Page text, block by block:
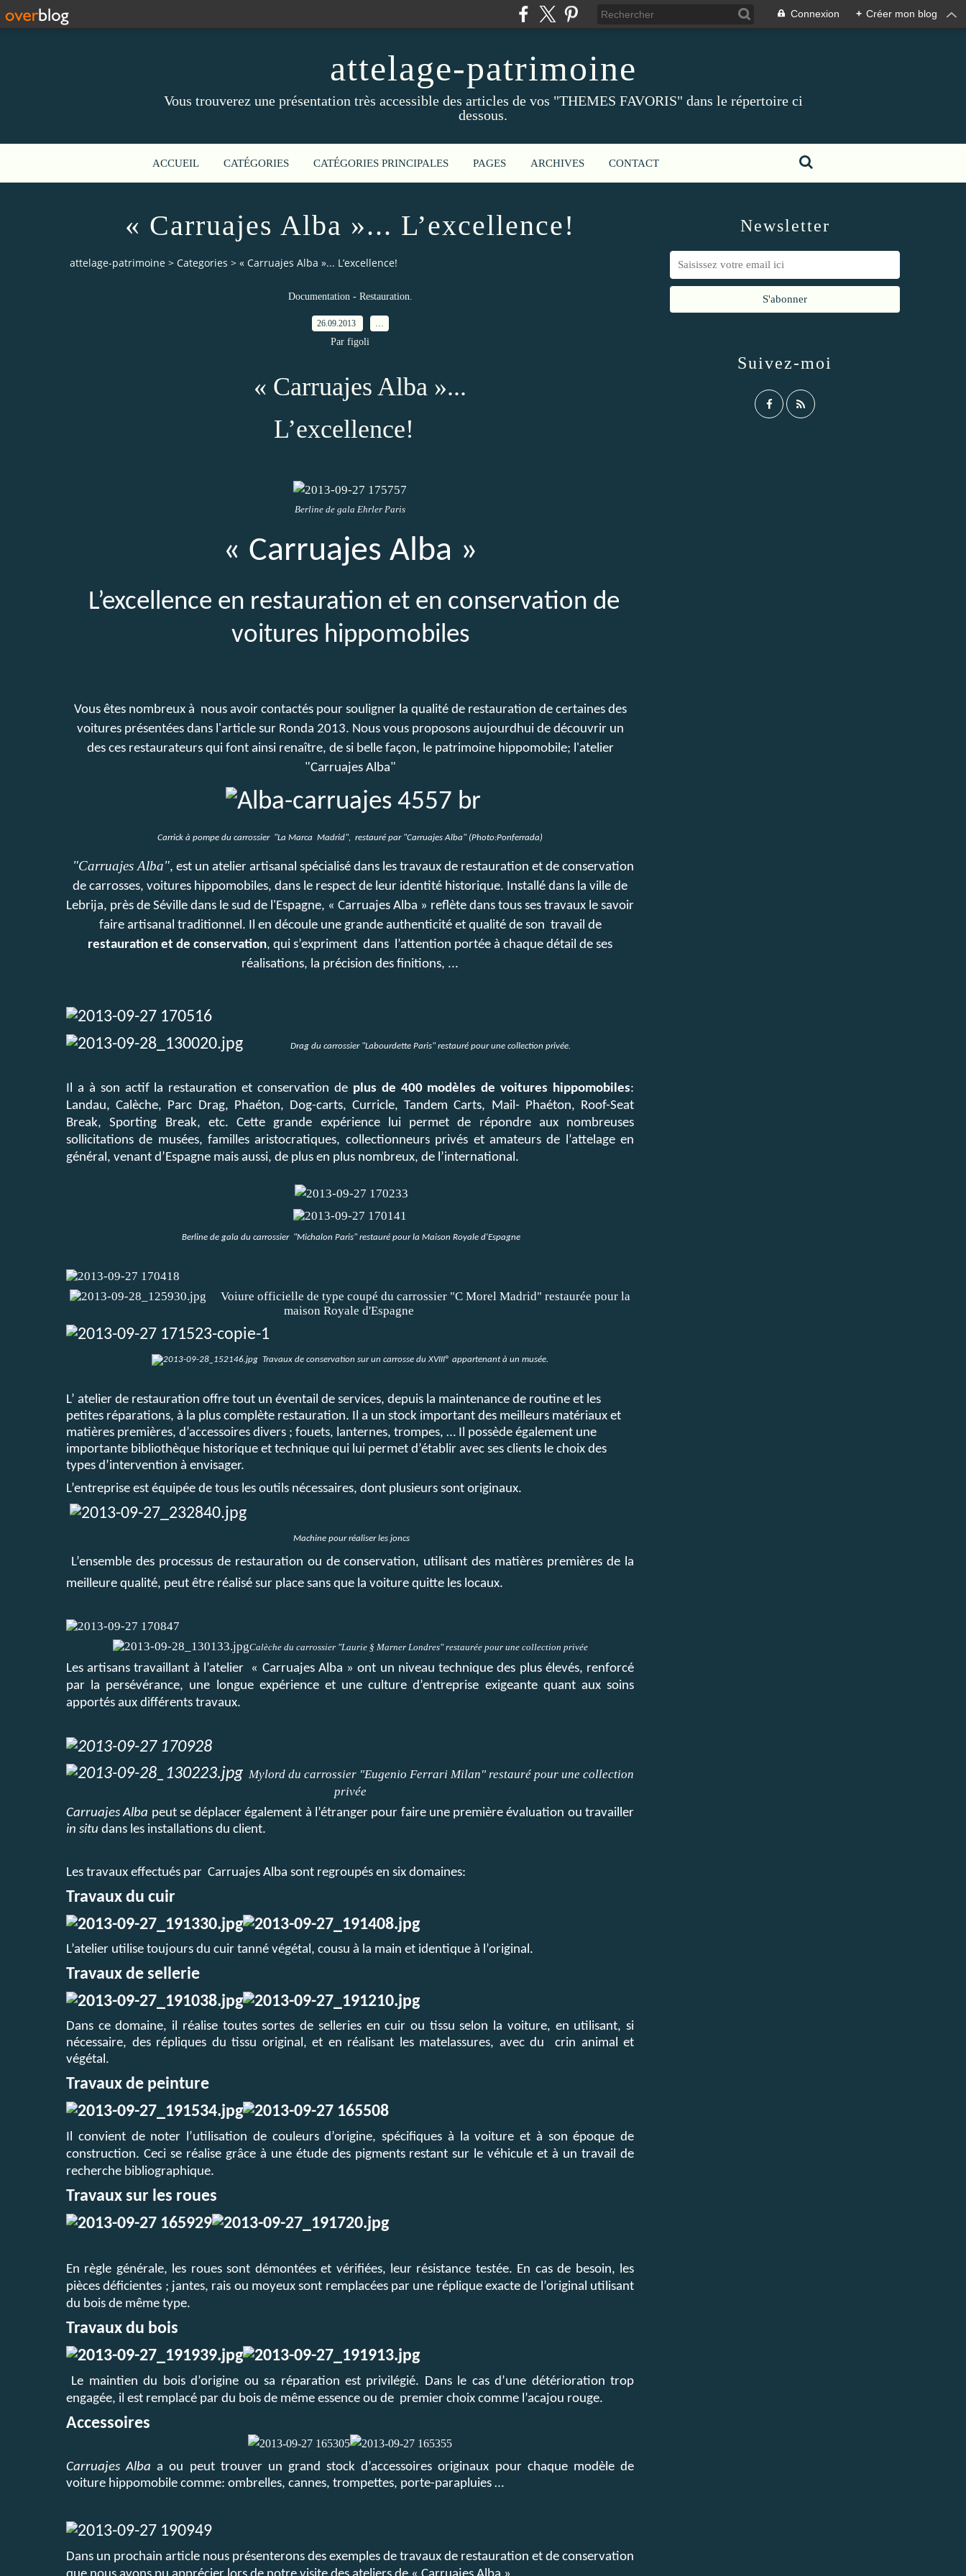
Connexion + Créer mon blog
attelage-patrimoine
Vous trouverez une présentation très accessible des articles de vos "THEMES FAVORIS" dans le répertoire ci
dessous.
ACCUEIL CATÉGORIES CATÉGORIES PRINCIPALES PAGES ARCHIVES CONTACT
« Carruajes Alba »... L’excellence!
attelage-patrimoine > Categories > « Carruajes Alba »... L’excellence!
Documentation - Restauration.
26.09.2013
Par figoli
« Carruajes Alba »...
L’excellence!
Berline de gala Ehrler Paris
« Carruajes Alba »
L’excellence en restauration et en conservation de
voitures hippomobiles
Vous êtes nombreux à nous avoir contactés pour souligner la qualité de restauration de certaines des
voitures présentées dans l'article sur Ronda 2013. Nous vous proposons aujourdhui de découvrir un
des ces restaurateurs qui font ainsi renaître, de si belle façon, le patrimoine hippomobile; l'atelier
"Carruajes Alba"
Carrick à pompe du carrossier "La Marca Madrid", restauré par "Carruajes Alba" (Photo:Ponferrada)
"Carruajes Alba", est un atelier artisanal spécialisé dans les travaux de restauration et de conservation
de carrosses, voitures hippomobiles, dans le respect de leur identité historique. Installé dans la ville de
Lebrija, près de Séville dans le sud de l'Espagne, « Carruajes Alba » reflète dans tous ses travaux le savoir
faire artisanal traditionnel. Il en découle une grande authenticité et qualité de son travail de
restauration et de conservation, qui s’expriment dans l’attention portée à chaque détail de ses
réalisations, la précision des finitions, ...
Drag du carrossier "Labourdette Paris" restauré pour une collection privée.
Il a à son actif la restauration et conservation de plus de 400 modèles de voitures hippomobiles:
Landau, Calèche, Parc Drag, Phaéton, Dog-carts, Curricle, Tandem Carts, Mail- Phaéton, Roof-Seat
Break, Sporting Break, etc. Cette grande expérience lui permet de répondre aux nombreuses
sollicitations de musées, familles aristocratiques, collectionneurs privés et amateurs de l’attelage en
général, venant d’Espagne mais aussi, de plus en plus nombreux, de l’international.
Berline de gala du carrossier "Michalon Paris" restauré pour la Maison Royale d'Espagne
Voiure officielle de type coupé du carrossier "C Morel Madrid" restaurée pour la
maison Royale d'Espagne
Travaux de conservation sur un carrosse du XVIII° appartenant à un musée.
L’ atelier de restauration offre tout un éventail de services, depuis la maintenance de routine et les
petites réparations, à la plus complète restauration. Il a un stock important des meilleurs matériaux et
matières premières, d’accessoires divers ; fouets, lanternes, trompes, … Il possède également une
importante bibliothèque historique et technique qui lui permet d’établir avec ses clients le choix des
types d’intervention à envisager.
L’entreprise est équipée de tous les outils nécessaires, dont plusieurs sont originaux.
Machine pour réaliser les joncs
L’ensemble des processus de restauration ou de conservation, utilisant des matières premières de la
meilleure qualité, peut être réalisé sur place sans que la voiture quitte les locaux.
Calèche du carrossier "Laurie § Marner Londres" restaurée pour une collection privée
Les artisans travaillant à l’atelier
« Carruajes Alba » ont un niveau technique des plus élevés, renforcé
par la persévérance, une longue expérience et une culture d’entreprise exigeante quant aux soins
apportés aux différents travaux.
Mylord du carrossier "Eugenio Ferrari Milan" restauré pour une collection
privée
Carruajes Alba peut se déplacer également à l’étranger pour faire une première évaluation ou travailler
in situ dans les installations du client.
Les travaux effectués par Carruajes Alba sont regroupés en six domaines:
Travaux du cuir
L’atelier utilise toujours du cuir tanné végétal, cousu à la main et identique à l’original.
Travaux de sellerie
Dans ce domaine, il réalise toutes sortes de selleries en cuir ou tissu selon la voiture, en utilisant, si
nécessaire, des répliques du tissu original, et en réalisant les matelassures, avec du
crin animal et
végétal.
Travaux de peinture
Il convient de noter l’utilisation de couleurs d’origine, spécifiques à la voiture et à son époque de
construction. Ceci se réalise grâce à une étude des pigments restant sur le véhicule et à un travail de
recherche bibliographique.
Travaux sur les roues
En règle générale, les roues sont démontées et vérifiées, leur résistance testée. En cas de besoin, les
pièces déficientes ; jantes, rais ou moyeux sont remplacées par une réplique exacte de l’original utilisant
du bois de même type.
Travaux du bois
Le maintien du bois d’origine ou sa réparation est privilégié. Dans le cas d’une détérioration trop
engagée, il est remplacé par du bois de même essence ou de premier choix comme l’acajou rouge.
Accessoires
Carruajes Alba a ou peut trouver un grand stock d’accessoires originaux pour chaque modèle de
voiture hippomobile comme: ombrelles, cannes, trompettes, porte-parapluies …
Dans un prochain article nous présenterons des exemples de travaux de restauration et de conservation
Newsletter
Suivez-moi